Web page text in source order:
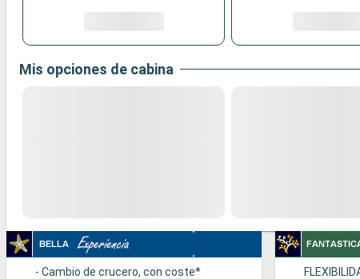
Mis opciones de cabina
- Cambio de crucero, con coste*